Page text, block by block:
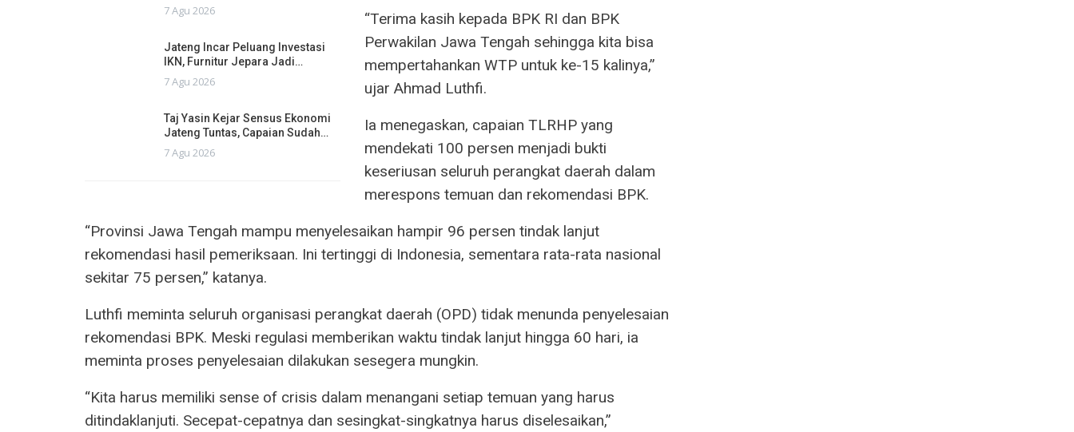
7 Agu 2026
Jateng Incar Peluang Investasi
IKN, Furnitur Jepara Jadi…
7 Agu 2026
Taj Yasin Kejar Sensus Ekonomi
Jateng Tuntas, Capaian Sudah…
7 Agu 2026
“Terima kasih kepada BPK RI dan BPK
Perwakilan Jawa Tengah sehingga kita bisa
mempertahankan WTP untuk ke-15 kalinya,”
ujar Ahmad Luthfi.
Ia menegaskan, capaian TLRHP yang
mendekati 100 persen menjadi bukti
keseriusan seluruh perangkat daerah dalam
merespons temuan dan rekomendasi BPK.
“Provinsi Jawa Tengah mampu menyelesaikan hampir 96 persen tindak lanjut
rekomendasi hasil pemeriksaan. Ini tertinggi di Indonesia, sementara rata-rata nasional
sekitar 75 persen,” katanya.
Luthfi meminta seluruh organisasi perangkat daerah (OPD) tidak menunda penyelesaian
rekomendasi BPK. Meski regulasi memberikan waktu tindak lanjut hingga 60 hari, ia
meminta proses penyelesaian dilakukan sesegera mungkin.
“Kita harus memiliki sense of crisis dalam menangani setiap temuan yang harus
ditindaklanjuti. Secepat-cepatnya dan sesingkat-singkatnya harus diselesaikan,”